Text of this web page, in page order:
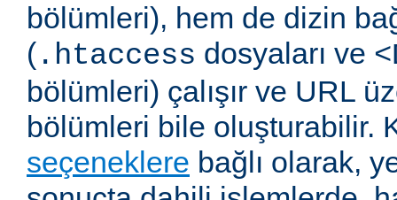
bölümleri), hem de dizin
( .htaccess dosyaları ve
bölümleri) çalışır ve URL
bölümleri bile oluşturabilir.
seçeneklere bağlı olarak,